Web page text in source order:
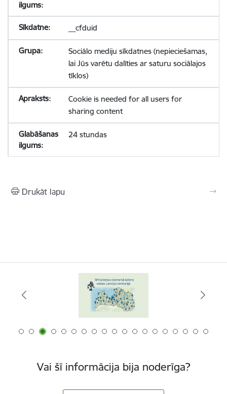
__cfduid
Sociālo mediju sīkdatnes (nepieciešamas,
lai Jūs varētu dalīties ar saturu sociālajos
tīklos)
Cookie is needed for all users for
sharing content
24 stundas
Drukāt lapu
Vai šī informācija bija noderīga?